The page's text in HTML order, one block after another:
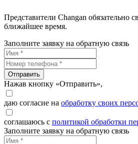
Представители Changan обязательно
ближайшее время.
Заполните заявку на обратную связь
Отправить
Нажав кнопку «Отправить»,
даю согласие на обработку своих
соглашаюсь с политикой обработки
Заполните заявку на обратную связь